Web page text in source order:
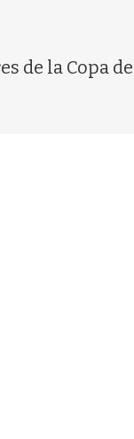
de la Copa